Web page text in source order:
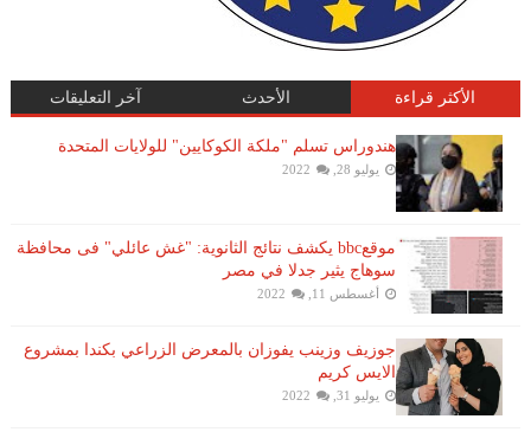
الأكثر قراءة الأحدث آخر التعليقات
هندوراس تسلم "ملكة الكوكايين" للولايات المتحدة
يوليو 28, 2022
موقعbbc يكشف نتائج الثانوية: "غش عائلي" فى محافظة
سوهاج يثير جدلا في مصر
أغسطس 11, 2022
جوزيف وزينب يفوزان بالمعرض الزراعي بكندا بمشروع
الايس كريم
يوليو 31, 2022